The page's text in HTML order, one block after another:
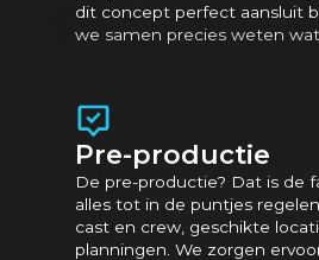
dit concept perfect aansluit
we samen precies weten
Pre-productie
De pre-productie? Dat is de
alles tot in de puntjes
cast en crew, geschikte
planningen. We zorgen